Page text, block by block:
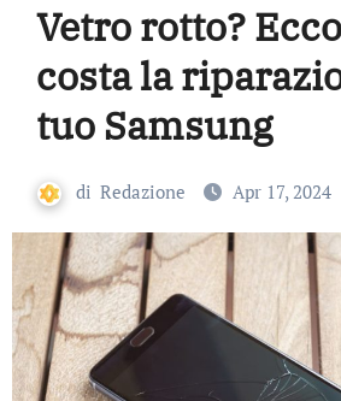
Vetro rotto?
costa la
tuo Samsung
di Redazione Apr 17, 2024